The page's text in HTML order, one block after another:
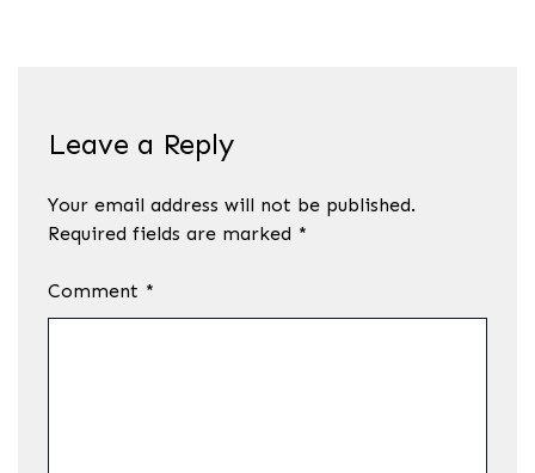
Leave a Reply
Your email address will not be published.
Required fields are marked *
Comment *